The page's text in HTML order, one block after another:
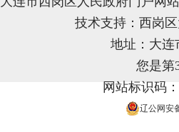
技术支持：西岗
地址：大连
您是第
网站标识码
辽公网安